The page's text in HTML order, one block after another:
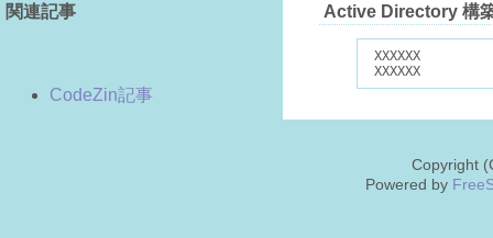
Active Directory 構
XXXXXX
関連記事
CodeZin記事
Copyright
Powered by